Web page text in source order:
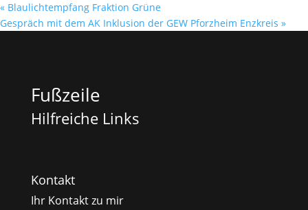
« Blaulichtempfang Fraktion Grüne
Gespräch mit dem AK Inklusion der GEW Pforzheim Enzkreis »
Fußzeile
Hilfreiche Links
Kontakt
Ihr Kontakt zu mir